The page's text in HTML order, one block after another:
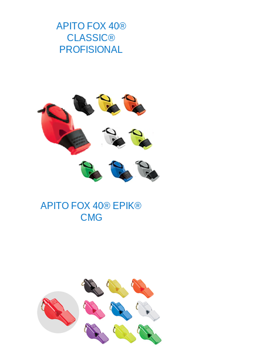
APITO FOX 40®
CLASSIC®
PROFISIONAL
APITO FOX 40® EPIK®
CMG